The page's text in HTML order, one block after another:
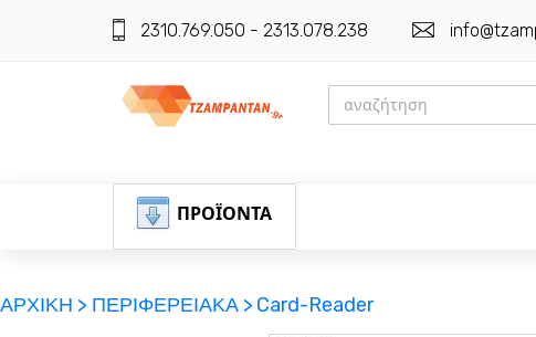
2310.769.050 - 2313.078.238
ΠΡΟΪΟΝΤΑ
ΑΡΧΙΚΗ > ΠΕΡΙΦΕΡΕΙΑΚΑ > Card-Reader